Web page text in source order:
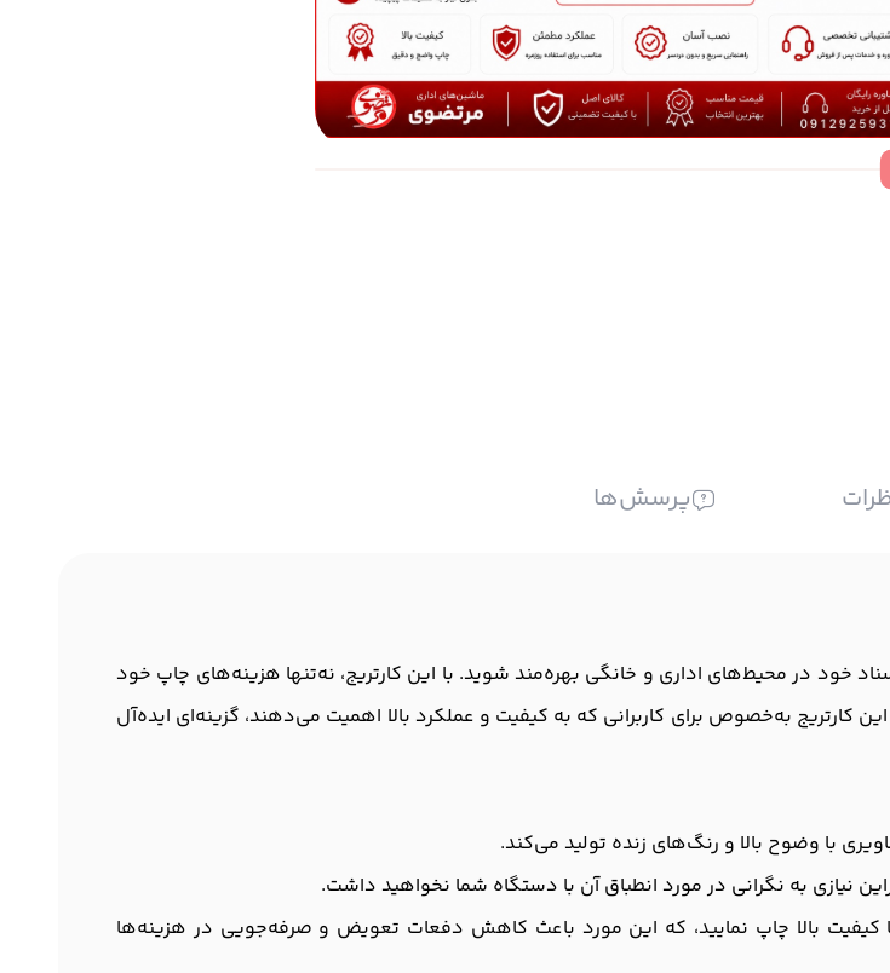
پرسش‌ها
چاپ اسناد خود در محیط‌های اداری و خانگی بهره‌مند شوید. با این کارتریج، نه‌تنها هزینه‌های چاپ خود
به‌خصوص برای کاربرانی که به کیفیت و عملکرد بالا اهمیت می‌دهند، گزینه‌ای ایده‌آل
نیازی به نگرانی در مورد انطباق آن با دستگاه شما نخواهید داشت.
این کارتریج، شما می‌توانید تا 1500 صفحه را با کیفیت بالا چاپ نمایید، که این مورد باعث کاهش دفعات تعویض و صرفه‌جویی در هزینه‌ها